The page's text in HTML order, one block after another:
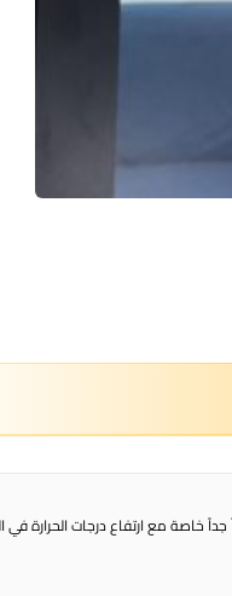
خاصة مع ارتفاع درجات الحرارة